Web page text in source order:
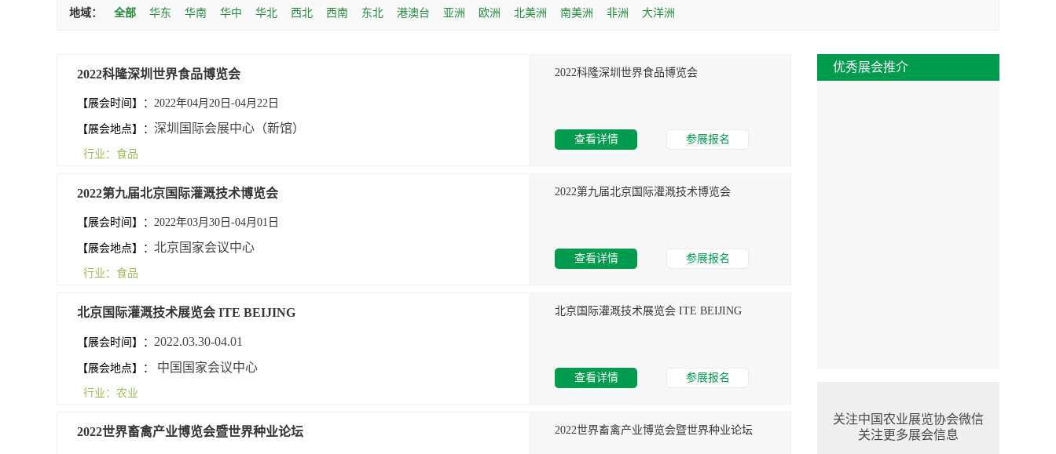
地域： 全部 华东 华南 华中 华北 西北 西南 东北 港澳台 亚洲 欧洲 北美洲 南美洲 非洲 大洋洲
2022科隆深圳世界食品博览会
【展会时间】： 2022年04月20日-04月22日
【展会地点】： 深圳国际会展中心（新馆）
行业：食品
2022科隆深圳世界食品博览会
查看详情 参展报名
2022第九届北京国际灌溉技术博览会
【展会时间】： 2022年03月30日-04月01日
【展会地点】： 北京国家会议中心
行业：食品
2022第九届北京国际灌溉技术博览会
查看详情 参展报名
北京国际灌溉技术展览会 ITE BEIJING
【展会时间】： 2022.03.30-04.01
【展会地点】： 中国国家会议中心
行业：农业
北京国际灌溉技术展览会 ITE BEIJING
查看详情 参展报名
2022世界畜禽产业博览会暨世界种业论坛 2022世界畜禽产业博览会暨世界种业论坛
优秀展会推介
关注中国农业展览协会微信
关注更多展会信息